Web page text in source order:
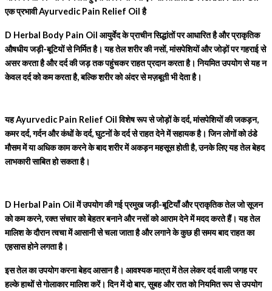
एक प्रभावी Ayurvedic Pain Relief Oil है
D Herbal Body Pain Oil आयुर्वेद के प्राचीन सिद्धांतों पर आधारित है और प्राकृतिक
औषधीय जड़ी-बूटियों से निर्मित है। यह तेल शरीर की नसों, मांसपेशियों और जोड़ों पर गहराई से
असर करता है और दर्द की जड़ तक पहुंचकर राहत प्रदान करता है। नियमित उपयोग से यह न
केवल दर्द को कम करता है, बल्कि शरीर को अंदर से मज़बूती भी देता है।
यहAyurvedic Pain Relief Oilविशेष रूप से जोड़ों के दर्द, मांसपेशियों की जकड़न,
कमर दर्द, गर्दन और कंधों के दर्द, घुटनों के दर्द से राहत देने में सहायक है। जिन लोगों को ठंडे
मौसम में या अधिक काम करने के बाद शरीर में अकड़न महसूस होती है, उनके लिए यह तेल बेहद
लाभकारी साबित हो सकता है।
D Herbal Pain Oil में उपयोग की गई प्रमुख जड़ी-बूटियाँ और प्राकृतिक तेल जो सूजन
को कम करने, रक्त संचार को बेहतर बनाने और नसों को आराम देने में मदद करते हैं। यह तेल
मालिश के दौरान त्वचा में आसानी से चला जाता है और लगाने के कुछ ही समय बाद राहत का
एहसास होने लगता है।
इस तेल का उपयोग करना बेहद आसान है। आवश्यक मात्रा में तेल लेकर दर्द वाली जगह पर
हल्के हाथों से गोलाकार मालिश करें। दिन में दो बार, सुबह और रात को नियमित रूप से उपयोग